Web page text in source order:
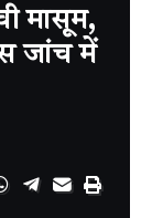
मासूम,
जांच में